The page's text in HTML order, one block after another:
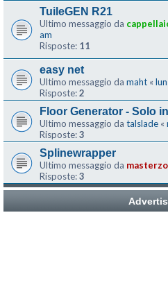
TuileGEN R21
Ultimo messaggio da
am
Risposte: 11
easy net
Ultimo messaggio da maht «
Risposte:2
Floor Generator - Solo
Ultimo messaggio da talslade «
Risposte:3
Splinewrapper
Ultimo messaggio da
Risposte:3